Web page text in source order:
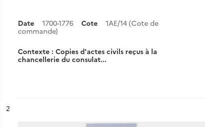
Date 1700-1776 Cote
1AE/14 (Cote de
commande)
Contexte : Copies d'actes civils reçus à la
chancellerie du consulat...
n°
2